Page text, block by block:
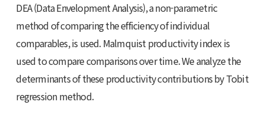
DEA (Data Envelopment Analysis), a non-parametric
method of comparing the efficiency of individual
comparables, is used. Malmquist productivity index is
used to compare comparisons over time. We analyze the
determinants of these productivity contributions by Tobit
regression method.